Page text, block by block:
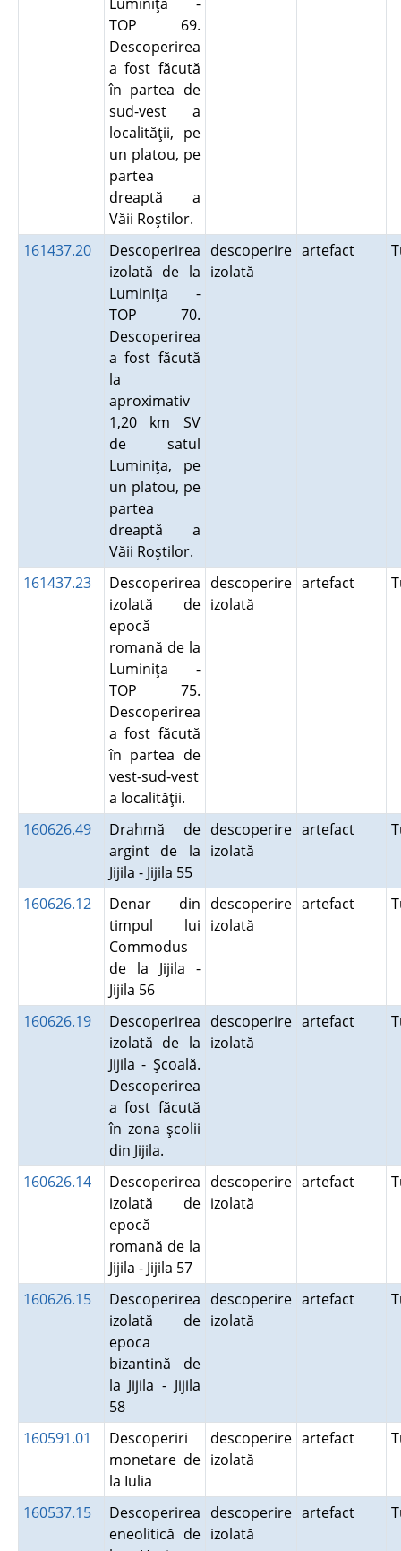
TOP 69.
Descoperirea
a fost făcută
în partea de
sud-vest a
localităţii, pe
un platou, pe
partea
dreaptă a
Văii Roştilor.
161437.20
Descoperirea
izolată de la
Luminiţa -
TOP 70.
Descoperirea
a fost făcută
la
aproximativ
1,20 km SV
de satul
Luminiţa, pe
un platou, pe
partea
dreaptă a
Văii Roştilor.
descoperire
izolată
artefact
161437.23
Descoperirea
izolată de
epocă
romană de la
Luminiţa -
TOP 75.
Descoperirea
a fost făcută
în partea de
vest-sud-vest
a localităţii.
descoperire
izolată
artefact
160626.49
Drahmă de
argint de la
Jijila - Jijila 55
descoperire
izolată
artefact
160626.12
Denar din
timpul lui
Commodus
de la Jijila -
Jijila 56
descoperire
izolată
artefact
160626.19
Descoperirea
izolată de la
Jijila - Şcoală.
Descoperirea
a fost făcută
în zona şcolii
din Jijila.
descoperire
izolată
artefact
160626.14
Descoperirea
izolată de
epocă
romană de la
Jijila - Jijila 57
descoperire
izolată
artefact
160626.15
Descoperirea
izolată de
epoca
bizantină de
la Jijila - Jijila
58
descoperire
izolată
artefact
160591.01
Descoperiri
monetare de
la Iulia
descoperire
izolată
artefact
160537.15
Descoperirea
eneolitică de
descoperire
izolată
artefact